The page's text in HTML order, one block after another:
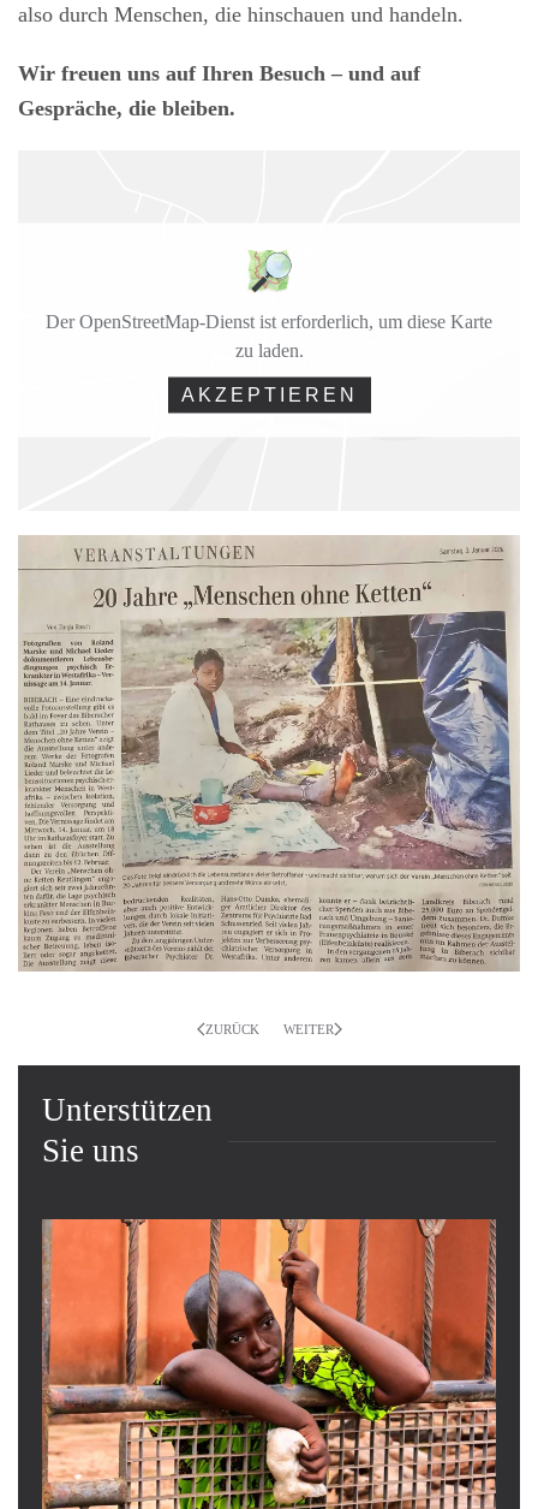
also durch Menschen, die hinschauen und handeln.
Wir freuen uns auf Ihren Besuch – und auf
Gespräche, die bleiben.
Der OpenStreetMap-Dienst ist erforderlich, um diese Karte
zu laden.
AKZEPTIEREN
ZURÜCK WEITER
Unterstützen
Sie uns